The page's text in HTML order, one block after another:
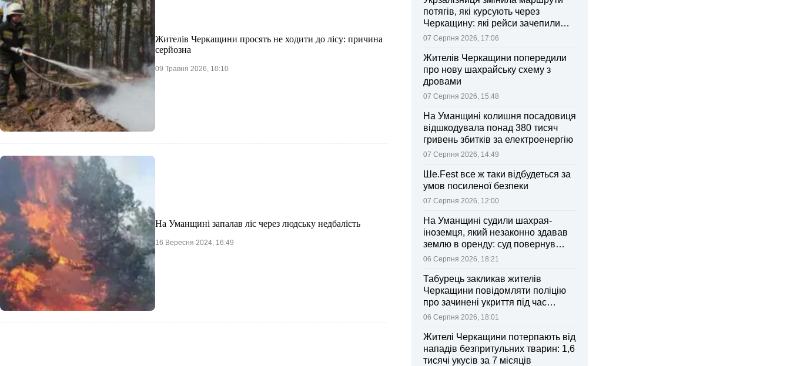
Жителів Черкащини просять не ходити до лісу: причина
серйозна
09 Травня 2026, 10:10
На Уманщині запалав ліс через людську недбалість
16 Вересня 2024, 16:49
потягів, які курсують через
Черкащину: які рейси зачепили
зміни
07 Серпня 2026, 17:06
Жителів Черкащини попередили
про нову шахрайську схему з
дровами
07 Серпня 2026, 15:48
На Уманщині колишня посадовиця
відшкодувала понад 380 тисяч
гривень збитків за електроенергію
07 Серпня 2026, 14:49
Ше.Fest все ж таки відбудеться за
умов посиленої безпеки
07 Серпня 2026, 12:00
На Уманщині судили шахрая-
іноземця, який незаконно здавав
землю в оренду: суд повернув
ділянки громаді
06 Серпня 2026, 18:21
Табурець закликав жителів
Черкащини повідомляти поліцію
про зачинені укриття під час
тривоги
06 Серпня 2026, 18:01
Жителі Черкащини потерпають від
нападів безпритульних тварин: 1,6
тисячі укусів за 7 місяців